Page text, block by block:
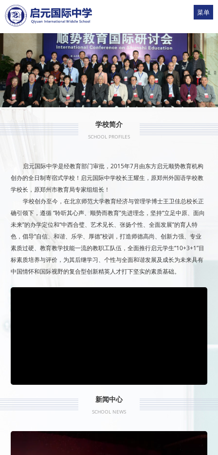
菜单
学校简介
SCHOOL PROFILES
启元国际中学是经教育部门审批，2015年7月由东方启元顺势教育机构
创办的全日制寄宿式学校！启元国际中学校长王耀生，原郑州外国语学校教
学校长，原郑州市教育局专家组组长！
学校创办至今，在北京师范大学教育经济与管理学博士王卫佳总校长正
确引领下，遵循 “聆听其心声、顺势而教育”先进理念，坚持“立足中原、面向
未来”的办学定位和“中西合璧、艺术见长、张扬个性、全面发展”的育人特
色，倡导“自信、和谐、乐学、厚德”校训，打造师德高尚、创新力强、专业
素质过硬、教育教学技能一流的教职工队伍，全面推行启元学生“10+3+1”目
标素质培养与评价，为其后继学习、个性与全面和谐发展及成长为未来具有
中国情怀和国际视野的复合型创新精英人才打下坚实的素质基础。
新闻中心
SCHOOL NEWS